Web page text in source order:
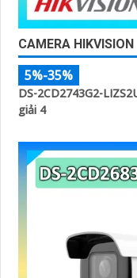
CAMERA
5%-35%
DS-2CD2743G2-
giải 4